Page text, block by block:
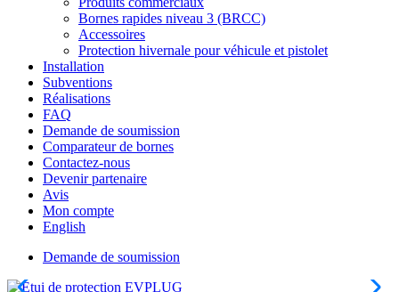
Bornes rapides niveau 3 (BRCC)
Accessoires
Protection hivernale pour véhicule et pistolet
Installation
Subventions
Réalisations
FAQ
Demande de soumission
Comparateur de bornes
Contactez-nous
Devenir partenaire
Avis
Mon compte
English
Demande de soumission